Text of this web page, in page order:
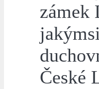
zámek
České